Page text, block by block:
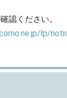
認ください。
lp/